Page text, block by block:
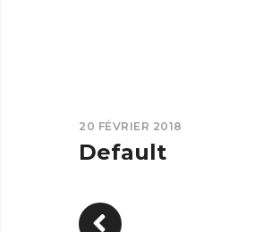
20 FÉVRIER 2018
Default